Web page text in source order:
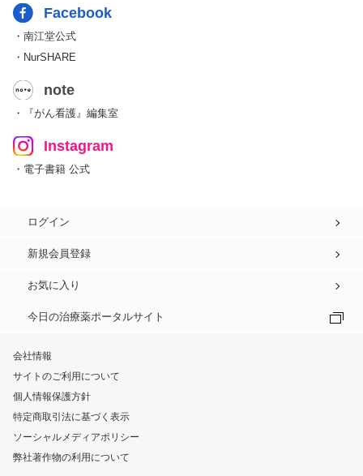
Facebook
・南江堂公式
・NurSHARE
note
・『がん看護』編集室
Instagram
・電子書籍 公式
ログイン
新規会員登録
お気に入り
今日の治療薬ポータルサイト
会社情報
サイトのご利用について
個人情報保護方針
特定商取引法に基づく表示
ソーシャルメディアポリシー
弊社著作物の利用について